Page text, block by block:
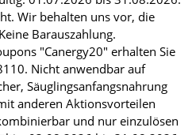
Wir behalten uns vor, die
Barauszahlung.
"Canergy20" erhalten Sie
Nicht anwendbar auf
Säuglingsanfangsnahrung
anderen Aktionsvorteilen
und nur einzulösen